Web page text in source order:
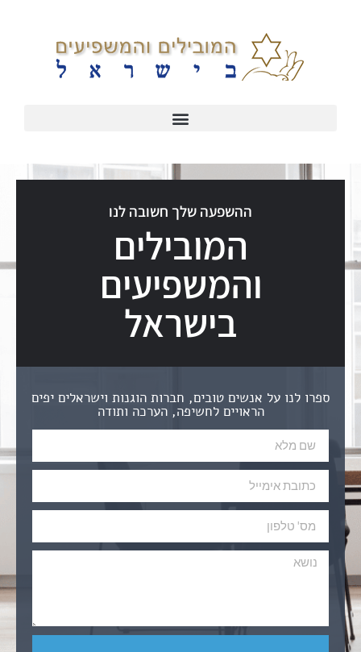
ההשפעה שלך חשובה לנו
המובילים
והמשפיעים
בישראל
ספרו לנו על אנשים טובים, חברות הוגנות וישראלים יפים
הראויים לחשיפה, הערכה ותודה